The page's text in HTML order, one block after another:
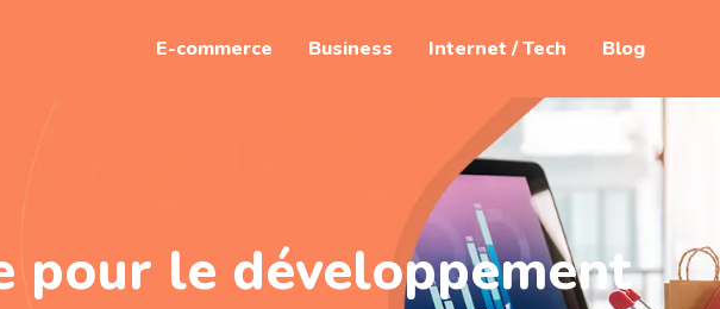
E-commerce Business Internet / Tech Blog
pour le développement